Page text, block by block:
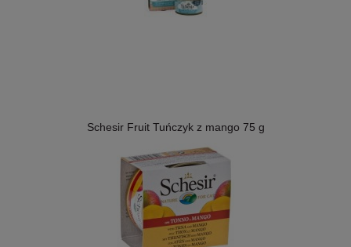
Schesir Fruit Tuńczyk z mango 75 g